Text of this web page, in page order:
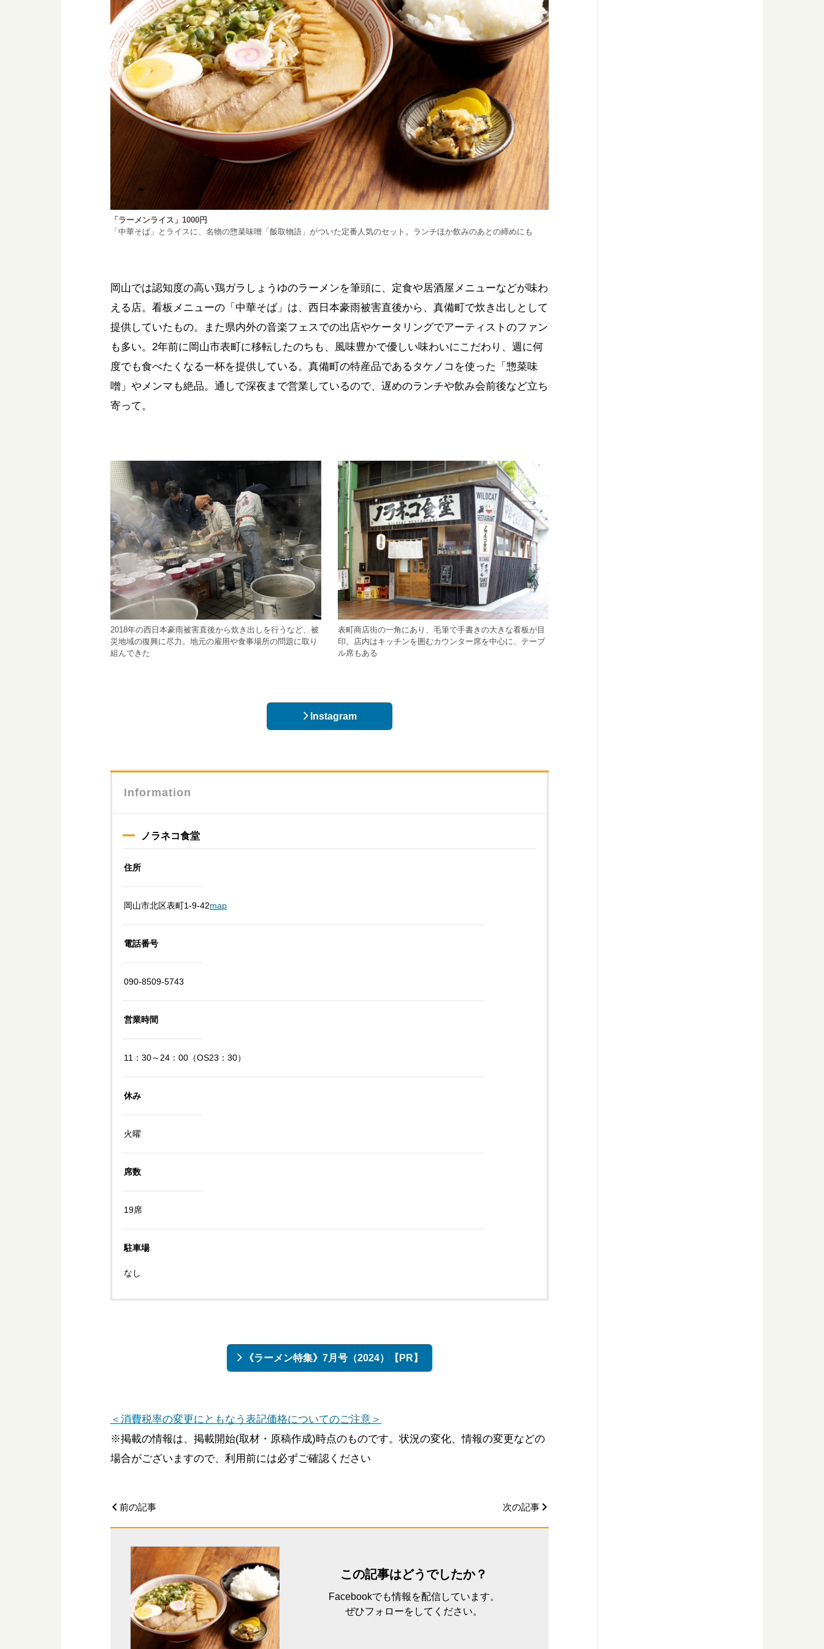
「ラーメンライス」1000円
「中華そば」とライスに、名物の惣菜味噌「飯取物語」がついた定番人気のセット。ランチほか飲みのあとの締めにも
岡山では認知度の高い鶏ガラしょうゆのラーメンを筆頭に、定食や居酒屋メニューなどが味わ
える店。看板メニューの「中華そば」は、西日本豪雨被害直後から、真備町で炊き出しとして
提供していたもの。また県内外の音楽フェスでの出店やケータリングでアーティストのファン
も多い。2年前に岡山市表町に移転したのちも、風味豊かで優しい味わいにこだわり、週に何
度でも食べたくなる一杯を提供している。真備町の特産品であるタケノコを使った「惣菜味
噌」やメンマも絶品。通しで深夜まで営業しているので、遅めのランチや飲み会前後など立ち
寄って。
2018年の西日本豪雨被害直後から炊き出しを行うなど、被
災地域の復興に尽力。地元の雇用や食事場所の問題に取り
組んできた
表町商店街の一角にあり、毛筆で手書きの大きな看板が目
印。店内はキッチンを囲むカウンター席を中心に、テーブ
ル席もある
Instagram
Information
ノラネコ食堂
住所
岡山市北区表町1-9-42map
電話番号
090-8509-5743
営業時間
11：30～24：00（OS23：30）
休み
火曜
席数
19席
駐車場
なし
《ラーメン特集》7月号（2024）【PR】
＜消費税率の変更にともなう表記価格についてのご注意＞
※掲載の情報は、掲載開始(取材・原稿作成)時点のものです。状況の変化、情報の変更などの
場合がございますので、利用前には必ずご確認ください
前の記事 次の記事
この記事はどうでしたか？
Facebookでも情報を配信しています。
ぜひフォローをしてください。